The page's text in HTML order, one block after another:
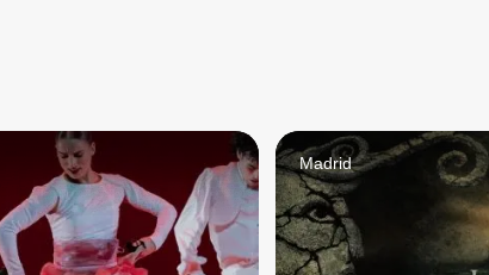
Madrid